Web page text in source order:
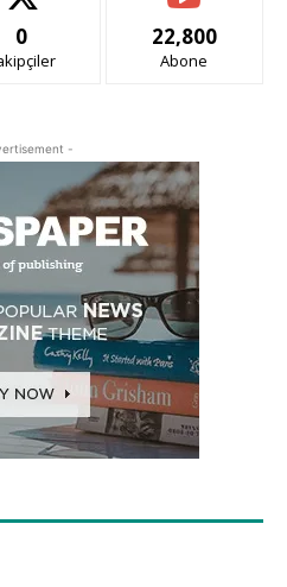
0 22,800
Abone
-